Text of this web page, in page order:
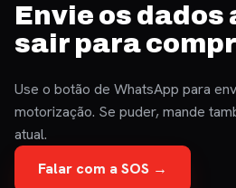
Envie os dados
sair para
Use o botão de WhatsApp para
motorização. Se puder, mande
atual.
Falar com a SOS →